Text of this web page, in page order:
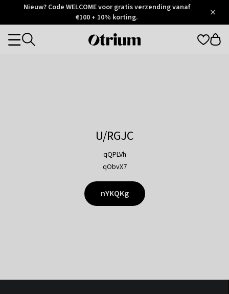
Otrium
Trustpilot
Nieuw? Code WELCOME voor gratis verzending vanaf
€100 + 10% korting.
Otrium
Categories
U/RGJC
qQPLVh
qObvX7
nYKQKg